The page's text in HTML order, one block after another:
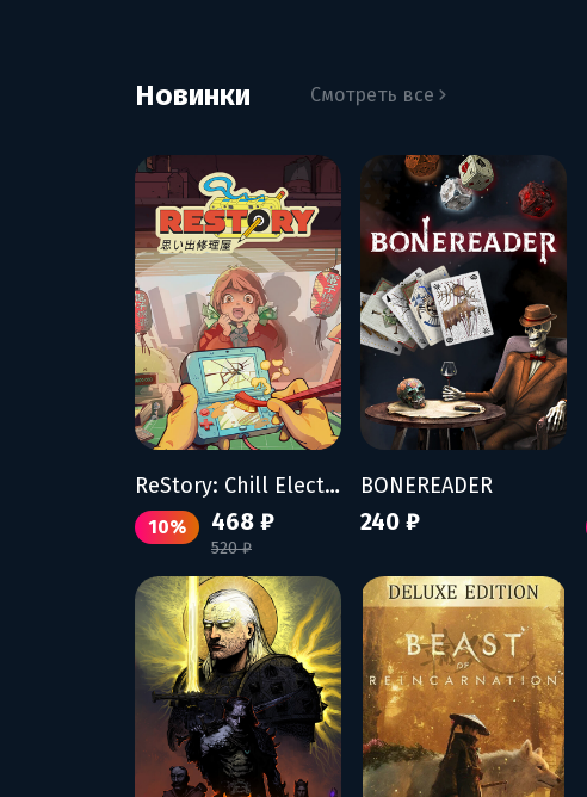
Новинки Смотреть все
ReStory: Chill Electronics Repairs
10% 468 ₽
520 ₽
BONEREADER
240 ₽